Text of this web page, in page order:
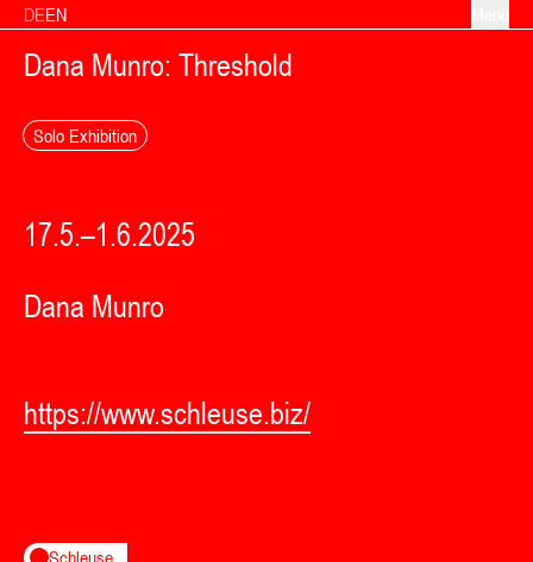
Zum Inhalt springen
DEEN
Dana Munro: Threshold
Solo Exhibition
17.5.–1.6.2025
Dana Munro
https://www.schleuse.biz/
Schleuse